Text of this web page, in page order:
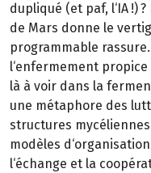
dupliqué (et paf, l‘IA !)
de Mars donne le
programmable
l‘enfermement
là à voir dans la
une métaphore des
structures
modèles
l‘échange et la